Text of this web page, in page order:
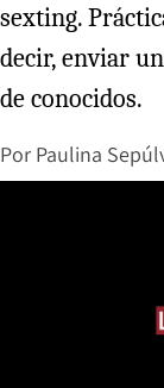
sexting.
decir, enviar
de conocidos.
Por Paulina